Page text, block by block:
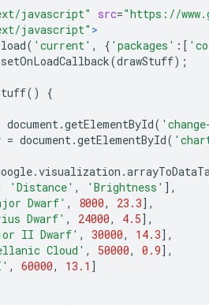
javascript" src="https://
javascript" >
load( 'current' , { 'packages' :[
setOnLoadCallback(drawStuff);
() {
document.getElementById(
= document.getElementById(
.visualization .
'Distance' , 'Brightness' ],
Dwarf' , 8000, 23.3],
Dwarf' , 24000, 4.5],
II Dwarf' , 30000, 14.3],
Cloud' , 50000, 0.9],
, 60000, 13.1 ]